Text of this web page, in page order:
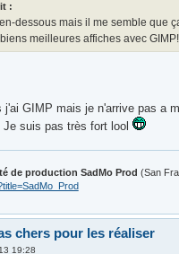
:
dessous mais il me semble que
meilleures affiches avec GIMP!
j'ai GIMP mais je n'arrive pas a
suis pas très fort lool
de production SadMo Prod (San
chers pour les réaliser
19:28